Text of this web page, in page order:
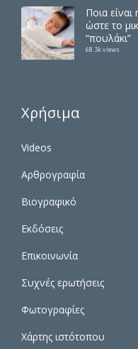
Ποια
ώστε το
“πουλάκι”
68.3k views
Χρήσιμα
Videos
Αρθρογραφία
Βιογραφικό
Εκδόσεις
Επικοινωνία
Συχνές ερωτήσεις
Φωτογραφίες
Χάρτης ιστότοπου